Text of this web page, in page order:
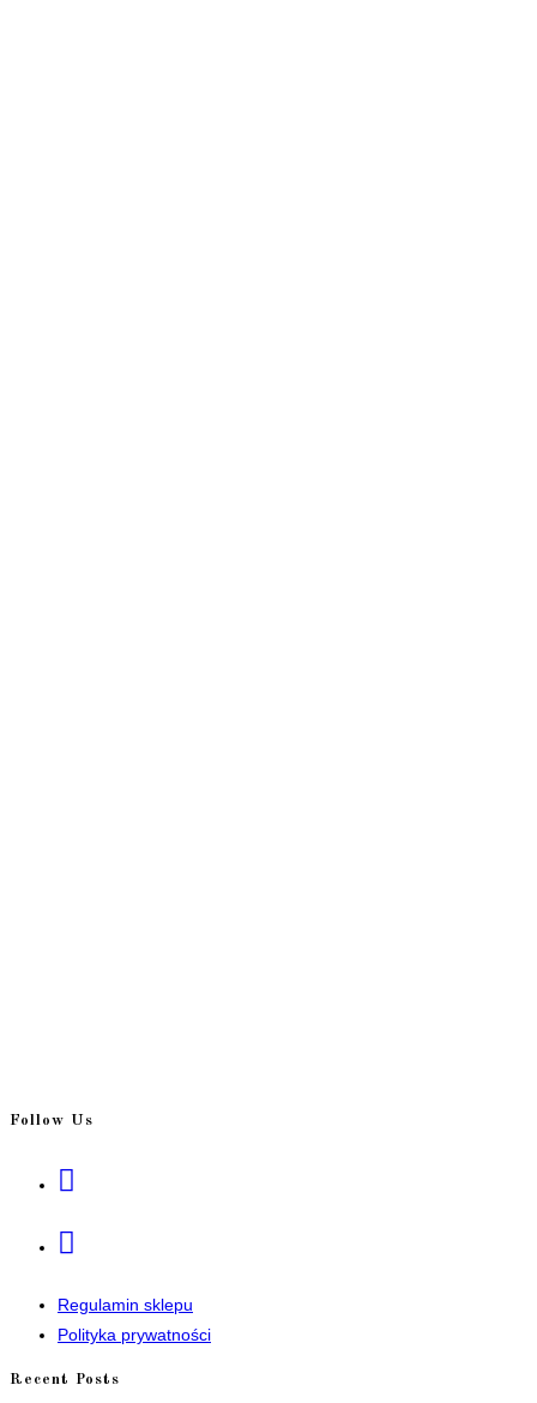
Follow Us
new
tab
Regulamin sklepu
Polityka prywatności
Recent Posts